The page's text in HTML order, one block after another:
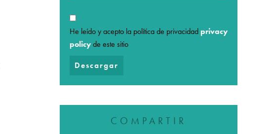
He leído y acepto la política de privacidad privacy
policy de este sitio
Descargar
COMPARTIR